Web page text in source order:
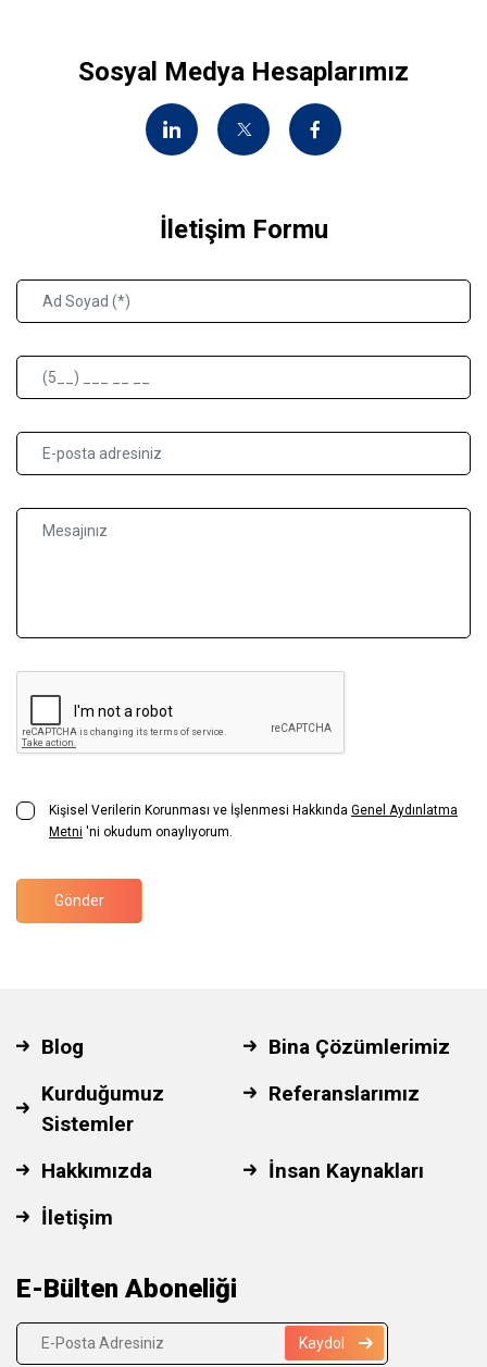
Sosyal Medya Hesaplarımız
İletişim Formu
Kişisel Verilerin Korunması ve İşlenmesi Hakkında Genel Aydınlatma
Metni 'ni okudum onaylıyorum.
Gönder
Blog
Bina Çözümlerimiz
Kurduğumuz
Sistemler
Referanslarımız
Hakkımızda
İnsan Kaynakları
İletişim
E-Bülten Aboneliği
Kaydol